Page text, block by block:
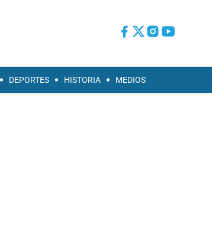
DEPORTES HISTORIA MEDIOS